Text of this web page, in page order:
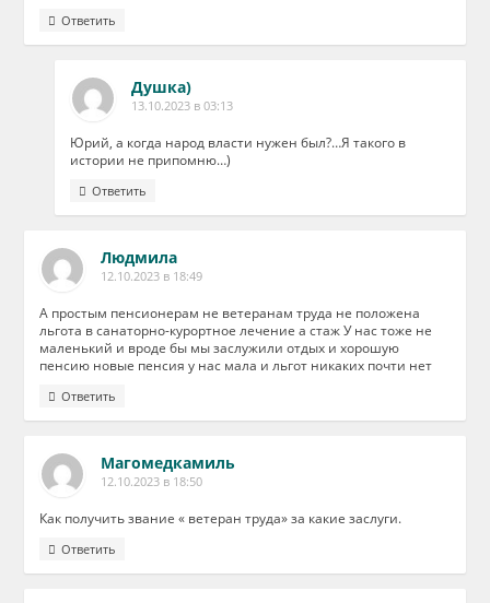
Ответить
Душка)
13.10.2023 в 03:13
Юрий, а когда народ власти нужен был?…Я такого в
истории не припомню…)
Ответить
Людмила
12.10.2023 в 18:49
А простым пенсионерам не ветеранам труда не положена
льгота в санаторно-курортное лечение а стаж У нас тоже не
маленький и вроде бы мы заслужили отдых и хорошую
пенсию новые пенсия у нас мала и льгот никаких почти нет
Ответить
Магомедкамиль
12.10.2023 в 18:50
Как получить звание « ветеран труда» за какие заслуги.
Ответить